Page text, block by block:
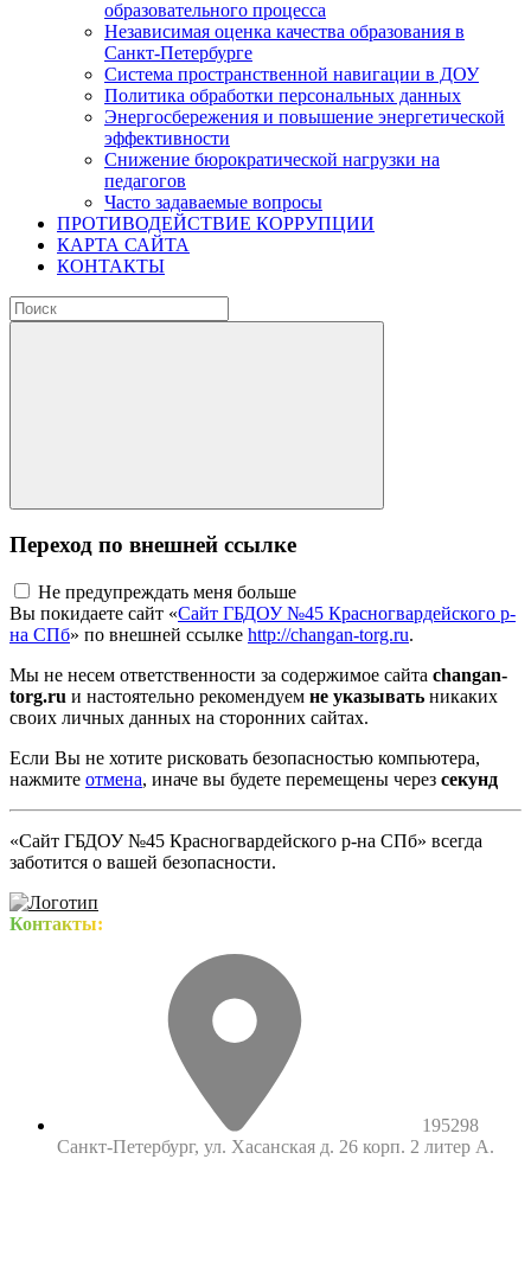
образовательного процесса
Независимая оценка качества образования в
Санкт-Петербурге
Система пространственной навигации в ДОУ
Политика обработки персональных данных
Энергосбережения и повышение энергетической
эффективности
Снижение бюрократической нагрузки на
педагогов
Часто задаваемые вопросы
ПРОТИВОДЕЙСТВИЕ КОРРУПЦИИ
КАРТА САЙТА
КОНТАКТЫ
Переход по внешней ссылке
Не предупреждать меня больше
Вы покидаете сайт «Сайт ГБДОУ №45 Красногвардейского р-
на СПб» по внешней ссылке http://changan-torg.ru.
Мы не несем ответственности за содержимое сайта changan-
torg.ru и настоятельно рекомендуем не указывать никаких
своих личных данных на сторонних сайтах.
Если Вы не хотите рисковать безопасностью компьютера,
нажмите отмена, иначе вы будете перемещены через секунд
«Сайт ГБДОУ №45 Красногвардейского р-на СПб» всегда
заботится о вашей безопасности.
Контакты:
195298
Санкт-Петербург, ул. Хасанская д. 26 корп. 2 литер А.